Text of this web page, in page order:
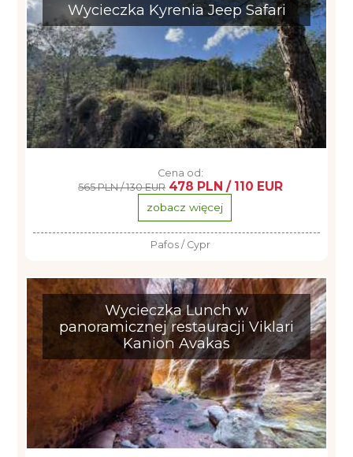
Wycieczka Kyrenia Jeep Safari
Cena od:
565 PLN / 130 EUR 478 PLN / 110 EUR
zobacz więcej
Pafos / Cypr
Wycieczka Lunch w
panoramicznej restauracji Viklari
Kanion Avakas